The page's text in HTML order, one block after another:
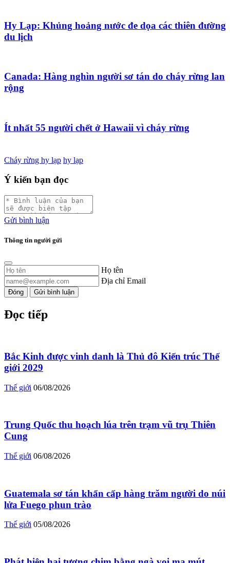
Hy Lạp: Khủng hoảng nước đe dọa các thiên đường
du lịch
Canada: Hàng nghìn người sơ tán do cháy rừng lan
rộng
Ít nhất 55 người chết ở Hawaii vì cháy rừng
Cháy rừng hy lạp hy lạp
Ý kiến bạn đọc
Gửi bình luận
Thông tin người gửi
Họ tên
Địa chỉ Email
Đóng Gửi bình luận
Đọc tiếp
Bắc Kinh được vinh danh là Thủ đô Kiến trúc Thế
giới 2029
Thế giới 06/08/2026
Trung Quốc thu hoạch lúa trên trạm vũ trụ Thiên
Cung
Thế giới 06/08/2026
Guatemala sơ tán khẩn cấp hàng trăm người do núi
lửa Fuego phun trào
Thế giới 05/08/2026